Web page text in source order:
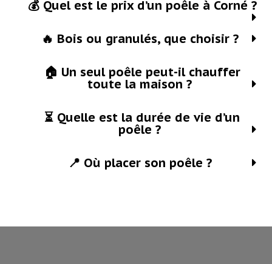
💰 Quel est le prix d’un poêle à Corné ?
🔥 Bois ou granulés, que choisir ?
🏠 Un seul poêle peut-il chauffer
toute la maison ?
⏳ Quelle est la durée de vie d’un
poêle ?
📍 Où placer son poêle ?